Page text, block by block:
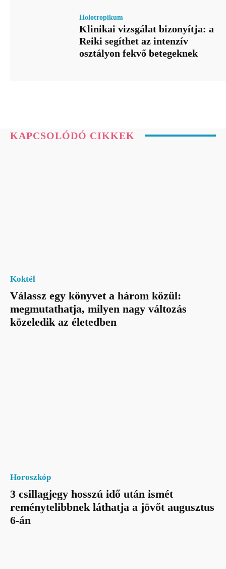
Holotropikum
Klinikai vizsgálat bizonyítja: a
Reiki segíthet az intenzív
osztályon fekvő betegeknek
KAPCSOLÓDÓ CIKKEK
Koktél
Válassz egy könyvet a három közül:
megmutathatja, milyen nagy változás
közeledik az életedben
Horoszkóp
3 csillagjegy hosszú idő után ismét
reménytelibbnek láthatja a jövőt augusztus
6-án